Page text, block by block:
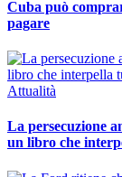
Cuba può
pagare
Attualità
La persecuzione
un libro che